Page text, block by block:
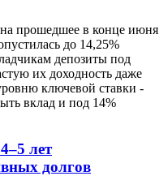
на прошедшее в конце июня
до 14,25%
депозиты под
их доходность даже
ключевой ставки -
вклад и под 14%
лет
долгов